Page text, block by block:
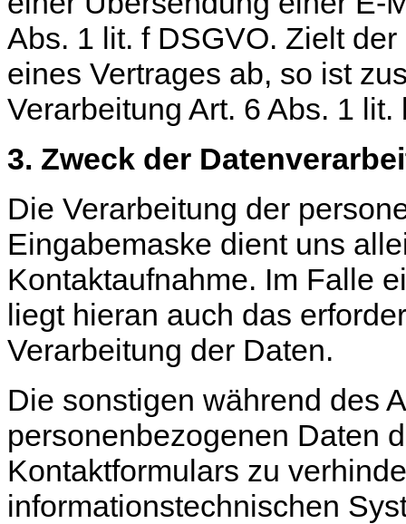
Abs. 1 lit. f DSGVO. Zielt
eines Vertrages ab, so ist
Verarbeitung Art. 6 Abs. 1 lit.
3. Zweck der
Die Verarbeitung der
Eingabemaske dient uns
Kontaktaufnahme. Im Falle
liegt hieran auch das
Verarbeitung der Daten.
Die sonstigen während des
personenbezogenen Daten
Kontaktformulars zu
informationstechnischen